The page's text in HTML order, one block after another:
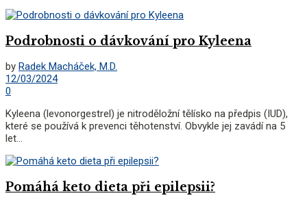
Podrobnosti o dávkování pro Kyleena
by Radek Macháček, M.D.
12/03/2024
0
Kyleena (levonorgestrel) je nitroděložní tělísko na předpis (IUD),
které se používá k prevenci těhotenství. Obvykle jej zavádí na 5
let...
Pomáhá keto dieta při epilepsii?